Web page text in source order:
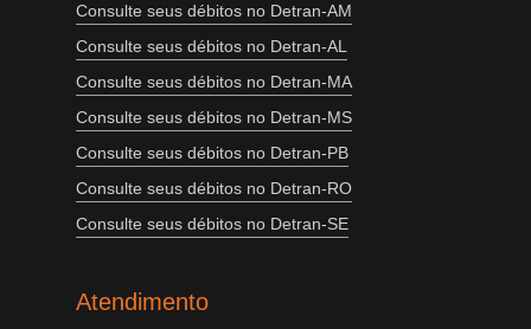
Consulte seus débitos no Detran-AM
Consulte seus débitos no Detran-AL
Consulte seus débitos no Detran-MA
Consulte seus débitos no Detran-MS
Consulte seus débitos no Detran-PB
Consulte seus débitos no Detran-RO
Consulte seus débitos no Detran-SE
Atendimento